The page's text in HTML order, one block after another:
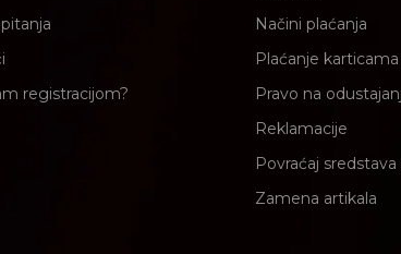
registracijom?
Načini plaćanja
Plaćanje karticama
Pravo na
Reklamacije
Povraćaj sredstava
Zamena artikala